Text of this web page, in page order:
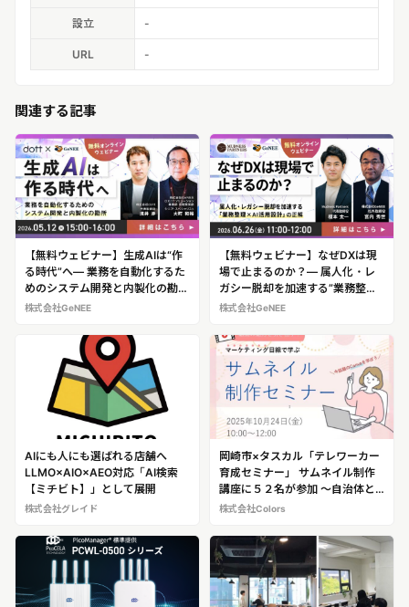
設立 -
URL -
関連する記事
【無料ウェビナー】生成AIは“作
る時代”へ― 業務を自動化するた
めのシステム開発と内製化の勘所
―
株式会社GeNEE
【無料ウェビナー】なぜDXは現
場で止まるのか？― 属人化・レ
ガシー脱却を加速する”業務整理
×AI活用設計”の正解 ―
株式会社GeNEE
AIにも人にも選ばれる店舗へ
LLMO×AIO×AEO対応「AI検索
【ミチビト】」として展開
株式会社グレイド
岡崎市×タスカル「テレワーカー
育成セミナー」 サムネイル制作
講座に５２名が参加 ～自治体と
の連携で、地域女性のリスキリン
スキル習得で“働きたい”を現実に
～
株式会社Colors